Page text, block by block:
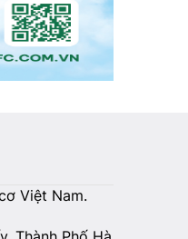
Việt Nam.